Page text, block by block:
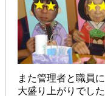
また管理者と職員
大盛り上がりでし